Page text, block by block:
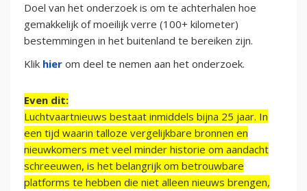
Doel van het onderzoek is om te achterhalen hoe
gemakkelijk of moeilijk verre (100+ kilometer)
bestemmingen in het buitenland te bereiken zijn.
Klik hier om deel te nemen aan het onderzoek.
Even dit:
Luchtvaartnieuws bestaat inmiddels bijna 25 jaar. In
een tijd waarin talloze vergelijkbare bronnen en
nieuwkomers met veel minder historie om aandacht
schreeuwen, is het belangrijk om betrouwbare
platforms te hebben die niet alleen nieuws brengen,